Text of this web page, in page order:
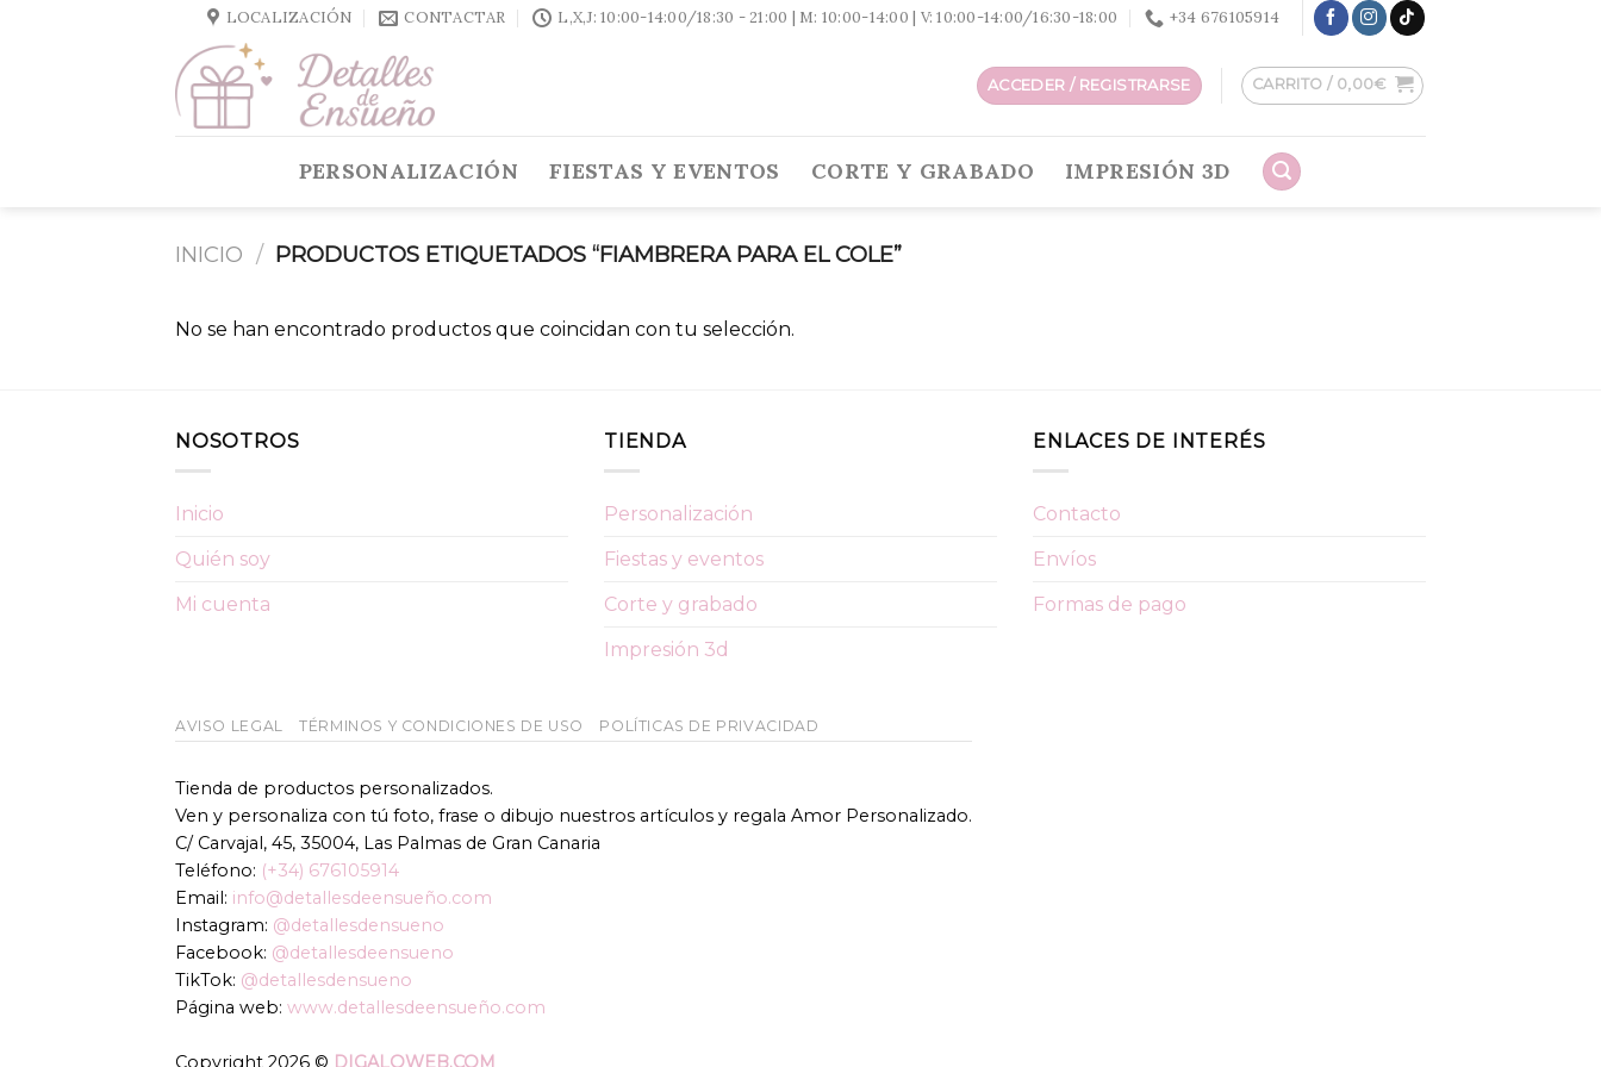
LOCALIZACIÓN CONTACTAR L,X,J: 10:00-14:00/18:30 - 21:00 | M: 10:00-14:00 | V: 10:00-14:00/16:30-18:00 +34 676105914
ACCEDER / REGISTRARSE CARRITO / 0,00€
PERSONALIZACIÓN FIESTAS Y EVENTOS CORTE Y GRABADO IMPRESIÓN 3D
INICIO / PRODUCTOS ETIQUETADOS “FIAMBRERA PARA EL COLE”
No se han encontrado productos que coincidan con tu selección.
NOSOTROS
Inicio
Quién soy
Mi cuenta
TIENDA
Personalización
Fiestas y eventos
Corte y grabado
Impresión 3d
ENLACES DE INTERÉS
Contacto
Envíos
Formas de pago
AVISO LEGAL TÉRMINOS Y CONDICIONES DE USO POLÍTICAS DE PRIVACIDAD
Tienda de productos personalizados.
Ven y personaliza con tú foto, frase o dibujo nuestros artículos y regala Amor Personalizado.
C/ Carvajal, 45, 35004, Las Palmas de Gran Canaria
Teléfono: (+34) 676105914
Email: info@detallesdeensueño.com
Instagram: @detallesdensueno
Facebook: @detallesdeensueno
TikTok: @detallesdensueno
Página web: www.detallesdeensueño.com
Copyright 2026 © DIGALOWEB.COM